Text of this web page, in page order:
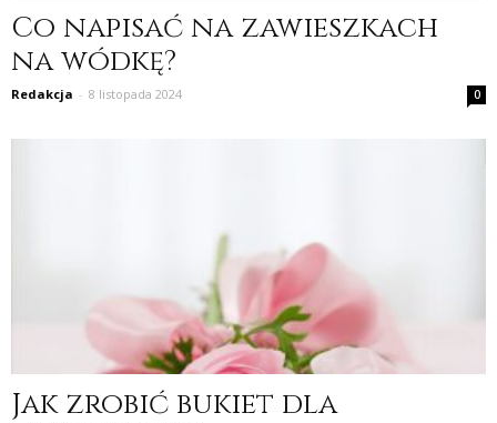
Co napisać na zawieszkach
na wódkę?
Redakcja - 8 listopada 2024 0
Jak zrobić bukiet dla